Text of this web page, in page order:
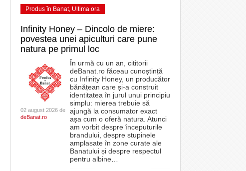
Produs în Banat, Ultima ora
Infinity Honey – Dincolo de miere:
povestea unei apiculturi care pune
natura pe primul loc
02 august 2026 de
deBanat.ro
În urmă cu un an, cititorii
deBanat.ro făceau cunoștință
cu Infinity Honey, un producător
bănățean care și-a construit
identitatea în jurul unui principiu
simplu: mierea trebuie să
ajungă la consumator exact
așa cum o oferă natura. Atunci
am vorbit despre începuturile
brandului, despre stupinele
amplasate în zone curate ale
Banatului și despre respectul
pentru albine